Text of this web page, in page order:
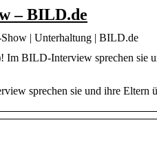
– BILD.de
| Unterhaltung | BILD.de
BILD-Interview sprechen sie
sprechen sie und ihre Eltern